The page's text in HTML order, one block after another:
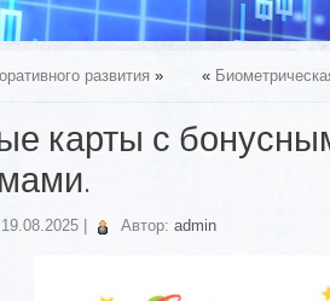
развития » «
карты с
19.08.2025 Автор: admin